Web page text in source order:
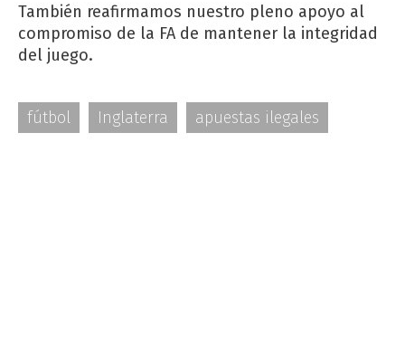
También reafirmamos nuestro pleno apoyo al
compromiso de la FA de mantener la integridad
del juego.
fútbol Inglaterra apuestas ilegales